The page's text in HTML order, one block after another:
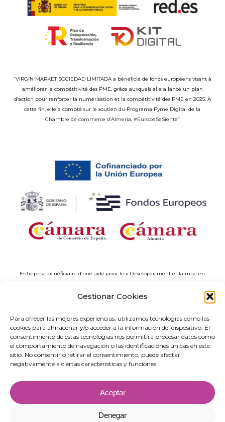
Gestionar Cookies
Para ofrecer las mejores experiencias, utilizamos tecnologías como las
cookies para almacenar y/o acceder a la información del dispositivo. El
consentimiento de estas tecnologías nos permitirá procesar datos como
el comportamiento de navegación o las identificaciones únicas en este
sitio. No consentir o retirar el consentimiento, puede afectar
negativamente a ciertas características y funciones.
Aceptar
Denegar
“VIRGIN MARKET SOCIEDAD LIMITADA a bénéficié de fonds européens visant à
améliorer la compétitivité des PME, grâce auxquels elle a lancé un plan
d’action pour renforcer la numérisation et la compétitivité des PME en 2025. À
cette fin, elle a compté sur le soutien du Programa Pyme Digital de la
Chambre de commerce d’Almería. #EuropaSeSiente”
Entreprise bénéficiaire d’une aide pour le « Développement et la mise en
projet “Réseaux d’Entrepreneuriat Numérique” en Andalousie »,
transformation et de résilience, financé par l’Union européenne –
NextGenerationEU (C1311).